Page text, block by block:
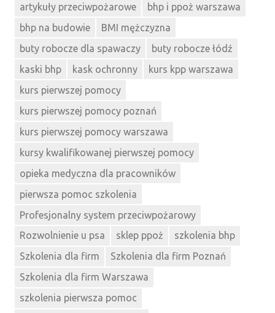
artykuły przeciwpożarowe
bhp i ppoż warszawa
bhp na budowie
BMI mężczyzna
buty robocze dla spawaczy
buty robocze łódź
kaski bhp
kask ochronny
kurs kpp warszawa
kurs pierwszej pomocy
kurs pierwszej pomocy poznań
kurs pierwszej pomocy warszawa
kursy kwalifikowanej pierwszej pomocy
opieka medyczna dla pracowników
pierwsza pomoc szkolenia
Profesjonalny system przeciwpożarowy
Rozwolnienie u psa
sklep ppoż
szkolenia bhp
Szkolenia dla firm
Szkolenia dla firm Poznań
Szkolenia dla firm Warszawa
szkolenia pierwsza pomoc